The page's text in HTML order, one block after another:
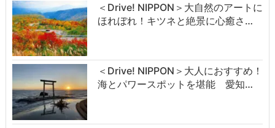
＜Drive! NIPPON＞大自然のアートに
ほれぼれ！キツネと絶景に心癒さ…
＜Drive! NIPPON＞大人におすすめ！
海とパワースポットを堪能 愛知…